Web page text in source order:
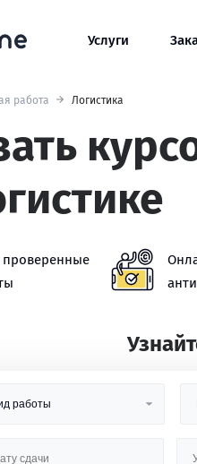
Услуги
работа Логистика
проверенные